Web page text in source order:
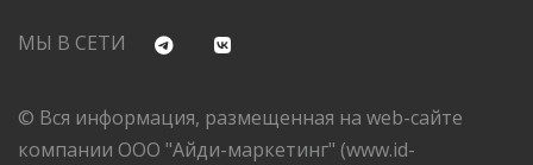
МЫ В СЕТИ
© Вся информация, размещенная на web-сайте
компании ООО "Айди-маркетинг" (www.id-